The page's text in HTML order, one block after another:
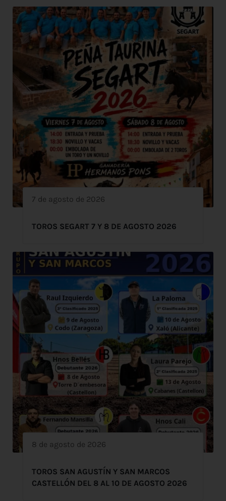
7 de agosto de 2026
TOROS SEGART 7 Y 8 DE AGOSTO 2026
8 de agosto de 2026
TOROS SAN AGUSTÍN Y SAN MARCOS
CASTELLÓN DEL 8 AL 10 DE AGOSTO 2026